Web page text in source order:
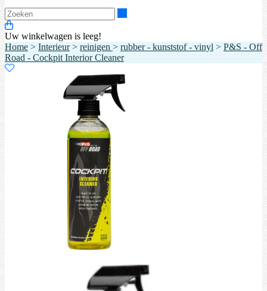
Uw winkelwagen is leeg!
Home > Interieur> reinigen > rubber - kunststof - vinyl > P&S - Off
Road - Cockpit Interior Cleaner